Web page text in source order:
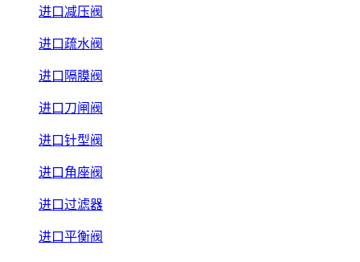
进口减压阀
进口疏水阀
进口隔膜阀
进口刀闸阀
进口针型阀
进口角座阀
进口过滤器
进口平衡阀